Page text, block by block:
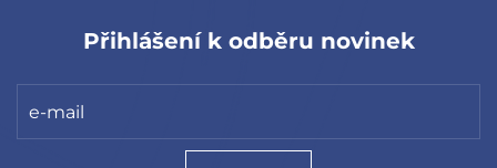
Přihlášení k odběru novinek